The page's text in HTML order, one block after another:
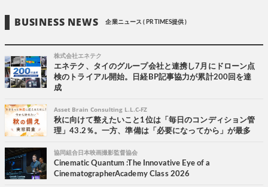
BUSINESS NEWS 企業ニュース ( PR TIMES提供 )
株式会社エネテク
エネテク、タイのグループ会社と連携し7月にドローン点
検のトライアル開始。日経BP記事協力が累計200回を達
成
Asset Brain Consulting L.L.C-FZ
秋に向けて整えたいこと1位は「毎日のコンディション管
理」43.2％。一方、準備は「必要になってから」が最多
協同組合日本映画撮影監督協会
Cinematic Quantum :The Innovative Eye of a
CinematographerAcademy Class 2026